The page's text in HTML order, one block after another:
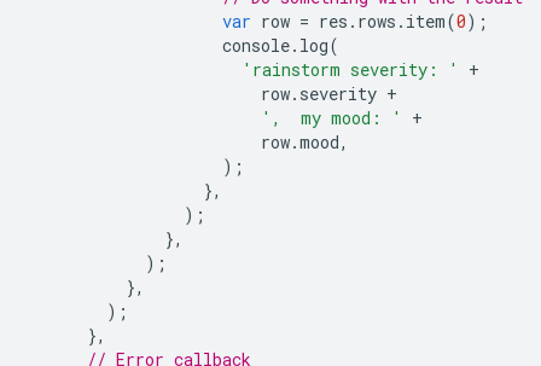
var row = res . rows . item(0);
console. log(
'rainstorm severity: '
+
row. severity +
',  my mood: '
+
row.mood,
);
},
);
},
);
},
);
},
// Error callback